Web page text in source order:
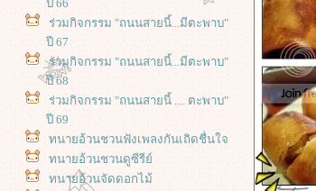
ปี 66
ร่วมกิจกรรม "ถนนสายนี้...มีตะพาบ"
ปี 67
ร่วมกิจกรรม "ถนนสายนี้...มีตะพาบ"
ปี 68
ร่วมกิจกรรม "ถนนสายนี้ .... ตะพาบ"
ปี 69
ทนายอ้วนชวนฟังเพลงกันเถิดชื่นใจ
ทนายอ้วนชวนดูซีรีย์
ทนายอ้วนจัดดอกไม้